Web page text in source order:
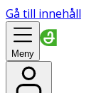
Gå till innehåll
Meny